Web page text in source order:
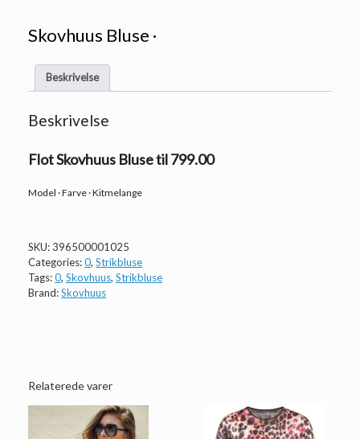
Skovhuus Bluse ·
Beskrivelse
Beskrivelse
Flot Skovhuus Bluse til 799.00
Model · Farve · Kitmelange
SKU:396500001025
Categories:0, Strikbluse
Tags:0, Skovhuus, Strikbluse
Brand:Skovhuus
Relaterede varer